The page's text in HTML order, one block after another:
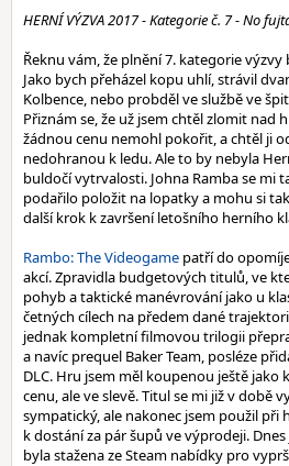
HERNÍ VÝZVA 2017 - Kategorie č. 7 - No
Řeknu vám, že plnění 7. kategorie
Jako bych přeházel kopu uhlí, strávil
Kolbence, nebo probděl ve službě ve
Přiznám se, že už jsem chtěl zlomit nad
žádnou cenu nemohl pokořit, a chtěl ji
nedohranou k ledu. Ale to by nebyla
buldočí vytrvalosti. Johna Ramba se mi
podařilo položit na lopatky a mohu si
další krok k završení letošního herního
Rambo: The Videogame patří do
akcí. Zpravidla budgetových titulů, ve
pohyb a taktické manévrování jako u
četných cílech na předem dané
jednak kompletní filmovou trilogii
a navíc prequel Baker Team, posléze
DLC. Hru jsem měl koupenou ještě jako
cenu, ale ve slevě. Titul se mi již v době
sympatický, ale nakonec jsem použil při
k dostání za pár šupů ve výprodeji.
byla stažena ze Steam nabídky pro